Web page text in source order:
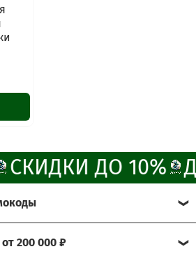
СКИДКИ ДО 10%
200 000 ₽
любой удобный
в MAX
и сервис